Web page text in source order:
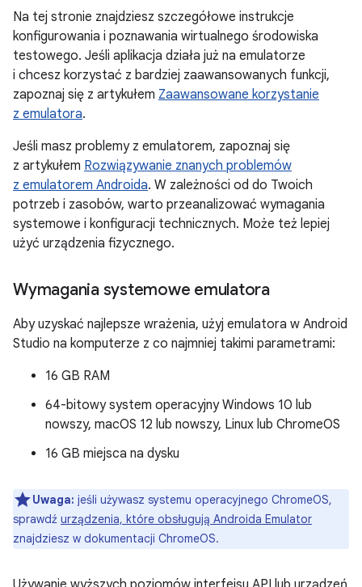
Na tej stronie znajdziesz szczegółowe instrukcje
konfigurowania i poznawania wirtualnego środowiska
testowego. Jeśli aplikacja działa już na emulatorze
i chcesz korzystać z bardziej zaawansowanych funkcji,
zapoznaj się z artykułem Zaawansowane korzystanie
z emulatora.
Jeśli masz problemy z emulatorem, zapoznaj się
z artykułem Rozwiązywanie znanych problemów
z emulatorem Androida. W zależności od do Twoich
potrzeb i zasobów, warto przeanalizować wymagania
systemowe i konfiguracji technicznych. Może też lepiej
użyć urządzenia fizycznego.
Wymagania systemowe emulatora
Aby uzyskać najlepsze wrażenia, użyj emulatora w Android
Studio na komputerze z co najmniej takimi parametrami:
16 GB RAM
64-bitowy system operacyjny Windows 10 lub
nowszy, macOS 12 lub nowszy, Linux lub ChromeOS
16 GB miejsca na dysku
Uwaga: jeśli używasz systemu operacyjnego ChromeOS,
sprawdź urządzenia, które obsługują Androida Emulator
znajdziesz w dokumentacji ChromeOS.